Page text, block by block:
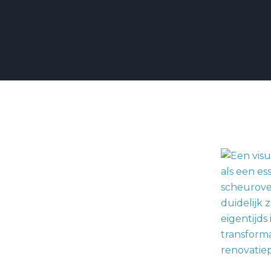
Renovlies
Behang
Renovatie:
Essentiële
Tips
voor
een